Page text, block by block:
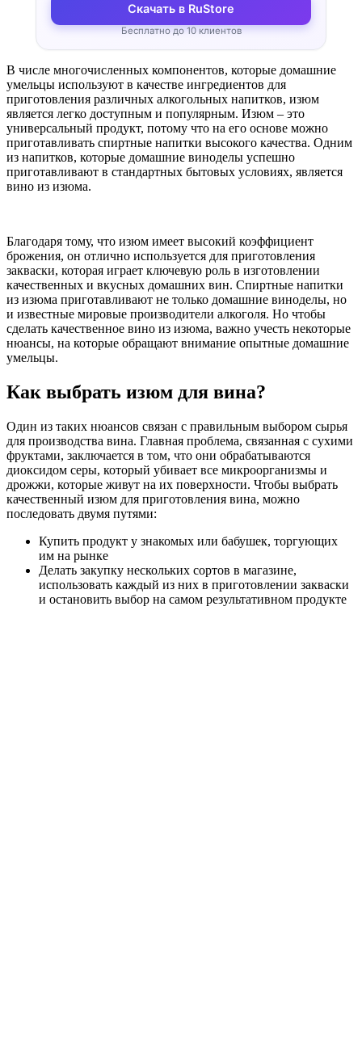
Скачать в RuStore
Бесплатно до 10 клиентов
В числе многочисленных компонентов, которые домашние
умельцы используют в качестве ингредиентов для
приготовления различных алкогольных напитков, изюм
является легко доступным и популярным. Изюм – это
универсальный продукт, потому что на его основе можно
приготавливать спиртные напитки высокого качества. Одним
из напитков, которые домашние виноделы успешно
приготавливают в стандартных бытовых условиях, является
вино из изюма.
Благодаря тому, что изюм имеет высокий коэффициент
брожения, он отлично используется для приготовления
закваски, которая играет ключевую роль в изготовлении
качественных и вкусных домашних вин. Спиртные напитки
из изюма приготавливают не только домашние виноделы, но
и известные мировые производители алкоголя. Но чтобы
сделать качественное вино из изюма, важно учесть некоторые
нюансы, на которые обращают внимание опытные домашние
умельцы.
Как выбрать изюм для вина?
Один из таких нюансов связан с правильным выбором сырья
для производства вина. Главная проблема, связанная с сухими
фруктами, заключается в том, что они обрабатываются
диоксидом серы, который убивает все микроорганизмы и
дрожжи, которые живут на их поверхности. Чтобы выбрать
качественный изюм для приготовления вина, можно
последовать двумя путями:
Купить продукт у знакомых или бабушек, торгующих
им на рынке
Делать закупку нескольких сортов в магазине,
использовать каждый из них в приготовлении закваски
и остановить выбор на самом результативном продукте